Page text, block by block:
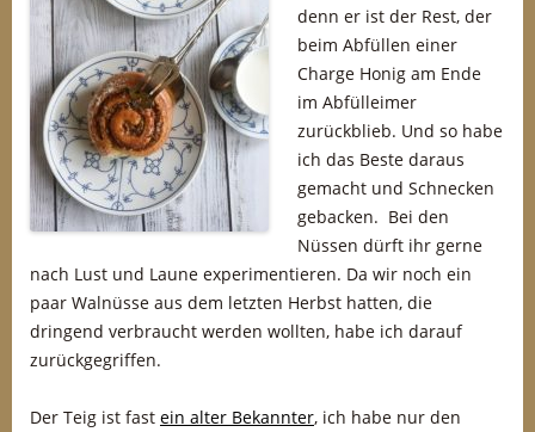
denn er ist der Rest, der
beim Abfüllen einer
Charge Honig am Ende
im Abfülleimer
zurückblieb. Und so habe
ich das Beste daraus
gemacht und Schnecken
gebacken. Bei den
Nüssen dürft ihr gerne
nach Lust und Laune experimentieren. Da wir noch ein
paar Walnüsse aus dem letzten Herbst hatten, die
dringend verbraucht werden wollten, habe ich darauf
zurückgegriffen.
Der Teig ist fast ein alter Bekannter, ich habe nur den